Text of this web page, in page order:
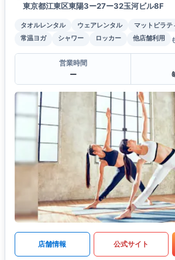
東京都江東区東陽3ー27ー32玉河ビル8F
タオルレンタル ウェアレンタル マットピラテ
常温ヨガ
シャワー ロッカー 他店舗利用
営業時間
ー
店舗情報 公式サイト